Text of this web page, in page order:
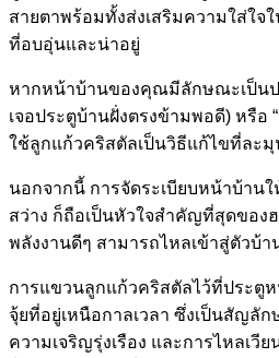
สายตาพร้อมทั้งส่งเสริมความใส่ใจ
ที่อบอุ่นและน่าอยู่
หากหน้าบ้านของคุณมีลักษณะเป็นป
เจอประตูบ้านฝั่งตรงข้ามพอดี) หรือ
ใช้ลูกแก้วคริสตัลเป็นวิธีแก้ไขที่ละ
นอกจากนี้ การจัดระเบียบหน้าบ้านใ
สว่าง ก็ถือเป็นหัวใจสำคัญที่สุดของ
พลังงานดีๆ สามารถไหลเข้าสู่ตัวบ้า
การแขวนลูกแก้วคริสตัลไว้ที่ประตู
จุ้ยที่อยู่เหนือกาลเวลา ซึ่งเป็นสัญลั
ความเจริญรุ่งเรือง และการไหลเวี